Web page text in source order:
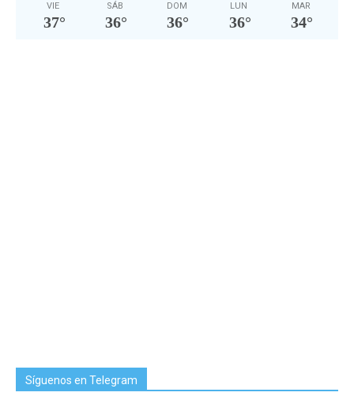
VIE
37°
SÁB
36°
DOM
36°
LUN
36°
MAR
34°
Síguenos en Telegram